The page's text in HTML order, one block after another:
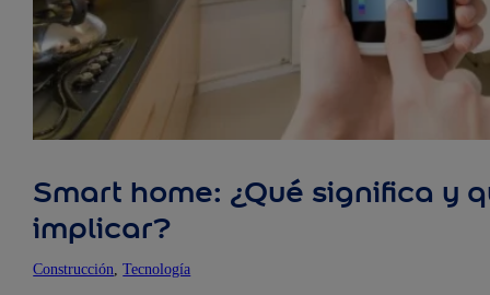
Smart home: ¿Qué significa y
implicar?
Construcción , Tecnología